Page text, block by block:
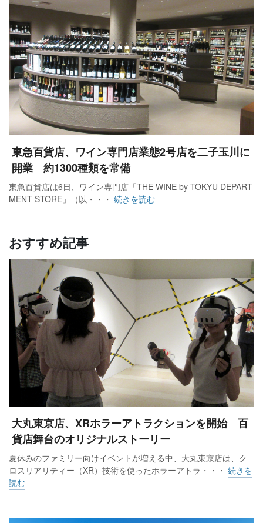
東急百貨店、ワイン専門店業態2号店を二子玉川に
開業 約1300種類を常備
東急百貨店は6日、ワイン専門店「THE WINE by TOKYU DEPART
MENT STORE」（以・・・ 続きを読む
おすすめ記事
大丸東京店、XRホラーアトラクションを開始 百
貨店舞台のオリジナルストーリー
夏休みのファミリー向けイベントが増える中、大丸東京店は、ク
ロスリアリティー（XR）技術を使ったホラーアトラ・・・ 続きを
読む